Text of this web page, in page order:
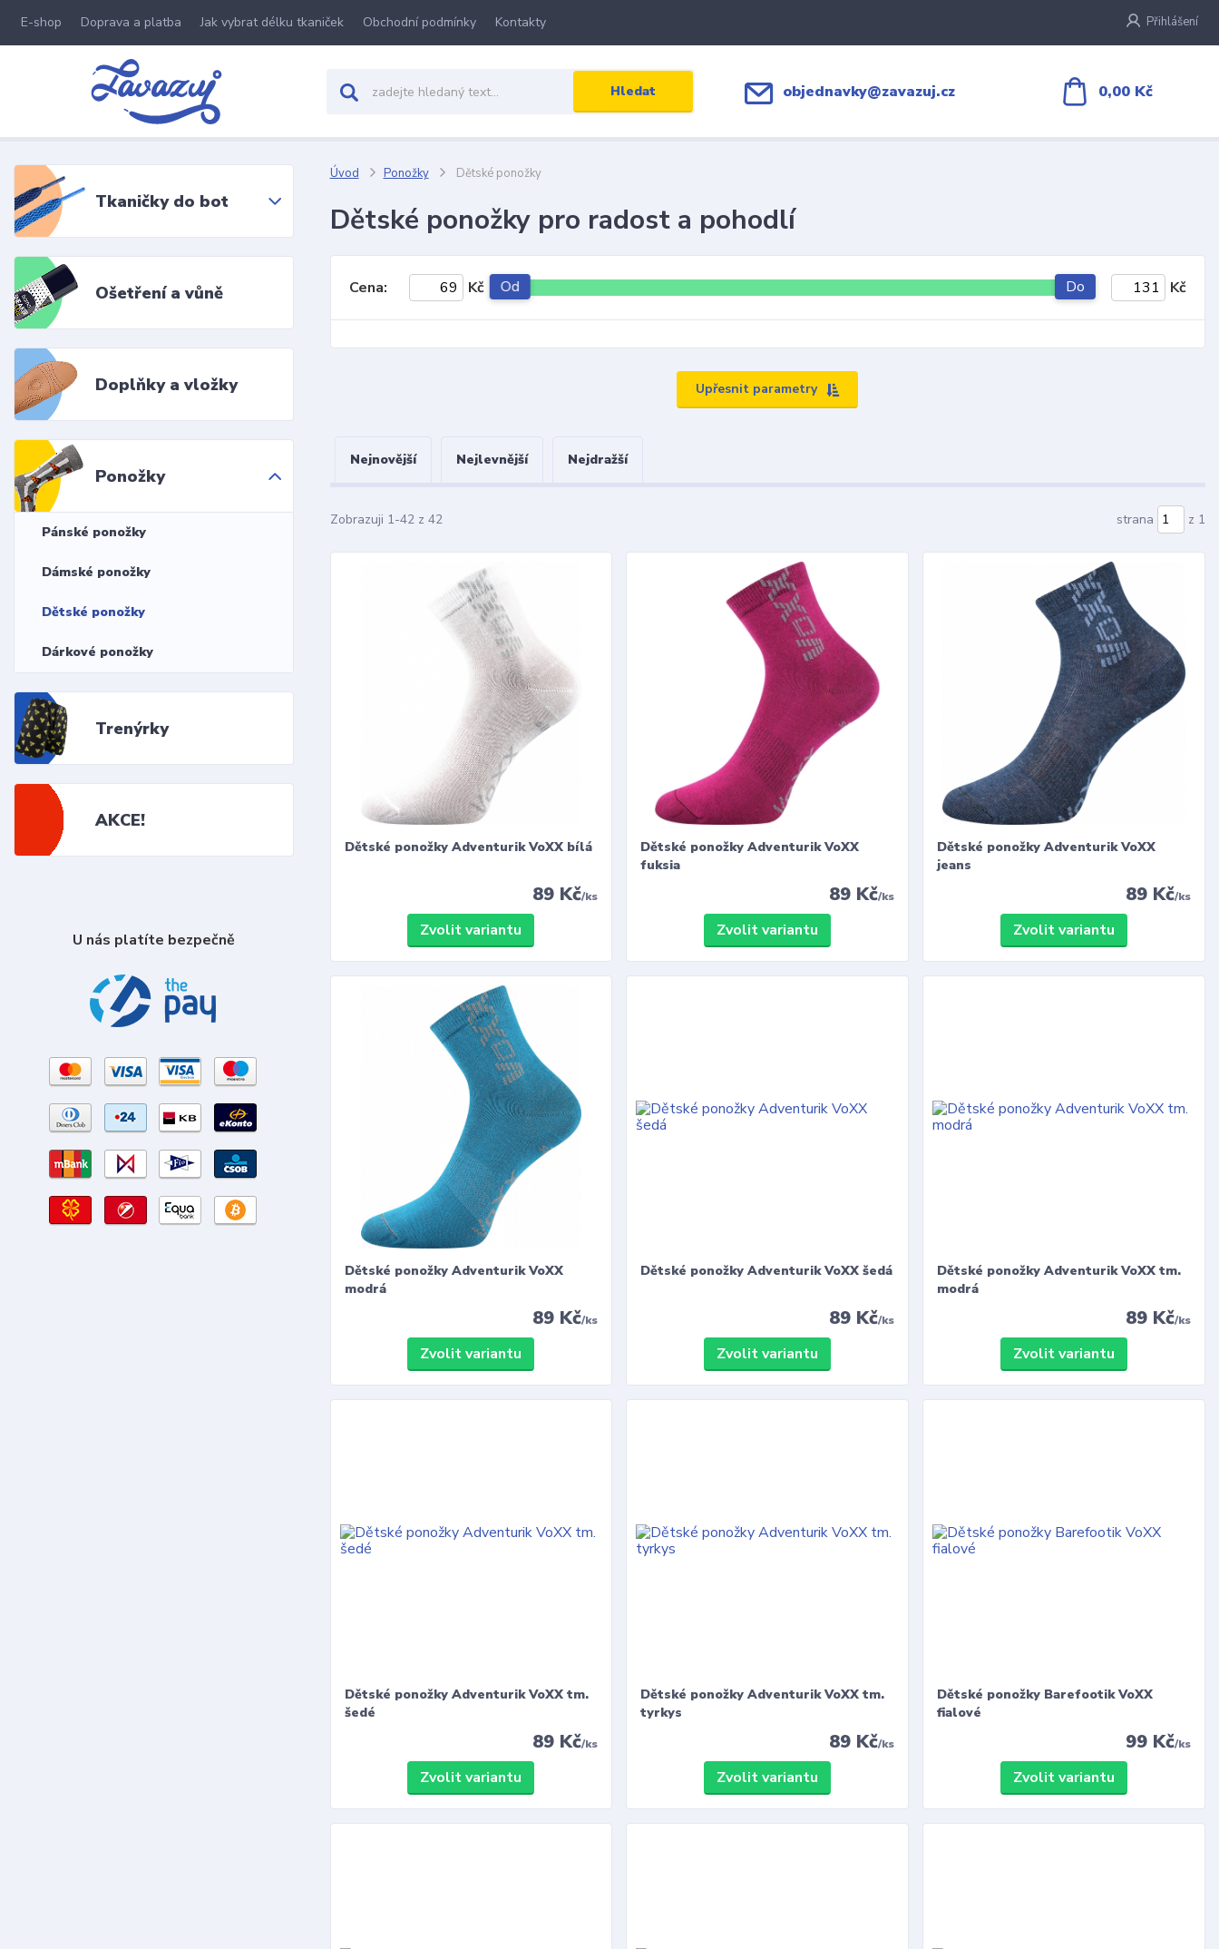
E-shop Doprava a platba Jak vybrat délku tkaniček Obchodní podmínky Kontakty Přihlášení
Hledat objednavky@zavazuj.cz 0,00 Kč
Tkaničky do bot
Ošetření a vůně
Doplňky a vložky
Ponožky
Pánské ponožky
Dámské ponožky
Dětské ponožky
Dárkové ponožky
Trenýrky
AKCE!
U nás platíte bezpečně
Úvod Ponožky Dětské ponožky
Dětské ponožky pro radost a pohodlí
Upřesnit parametry
Cena: Kč Od Do Kč
Nejnovější Nejlevnější Nejdražší
Zobrazuji 1-42 z 42 strana z 1
Dětské ponožky Adventurik VoXX bílá
89 Kč/ks
Zvolit variantu
Dětské ponožky Adventurik VoXX
fuksia
89 Kč/ks
Zvolit variantu
Dětské ponožky Adventurik VoXX
jeans
89 Kč/ks
Zvolit variantu
Dětské ponožky Adventurik VoXX
modrá
89 Kč/ks
Zvolit variantu
Dětské ponožky Adventurik VoXX šedá
89 Kč/ks
Zvolit variantu
Dětské ponožky Adventurik VoXX tm.
modrá
89 Kč/ks
Zvolit variantu
Dětské ponožky Adventurik VoXX tm.
šedé
89 Kč/ks
Zvolit variantu
Dětské ponožky Adventurik VoXX tm.
tyrkys
89 Kč/ks
Zvolit variantu
Dětské ponožky Barefootik VoXX
fialové
99 Kč/ks
Zvolit variantu